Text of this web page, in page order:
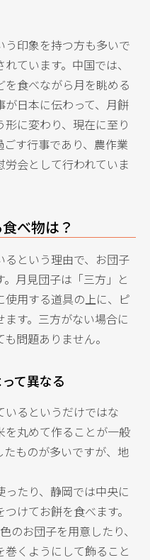
印象を持つ方も多いで
ています。中国では、
食べながら月を眺める
日本に伝わって、月餅
に変わり、現在に至り
す行事であり、農作業
会として行われていま
べ物は？
という理由で、お団子
月見団子は「三方」と
用する道具の上に、ピ
す。三方がない場合に
問題ありません。
て異なる
いるというだけではな
を丸めて作ることが一般
ものが多いですが、地
たり、静岡では中央に
けてお餅を食べます。
のお団子を用意したり、
くようにして飾ること